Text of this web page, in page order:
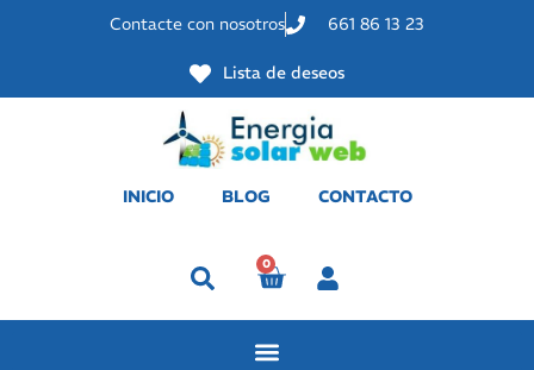
Contacte con nosotros 661 86 13 23
Lista de deseos
INICIO BLOG CONTACTO
0